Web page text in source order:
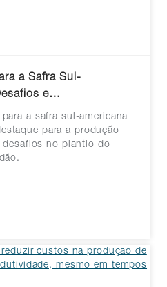
a Safra Sul-
e…
a safra sul-americana
para a produção
desafios no plantio do